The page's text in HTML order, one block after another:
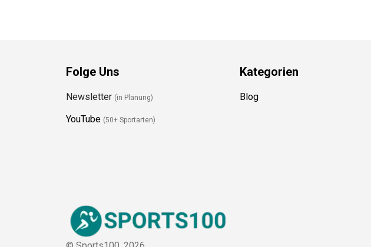
Folge Uns
Newsletter(in Planung)
YouTube (50+ Sportarten)
Kategorien
Blog
© Sports100, 2026